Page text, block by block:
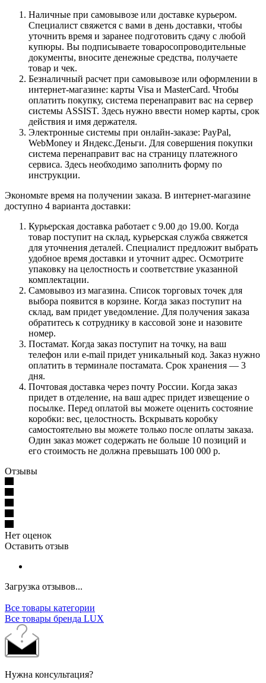
Наличные при самовывозе или доставке курьером.
Специалист свяжется с вами в день доставки, чтобы
уточнить время и заранее подготовить сдачу с любой
купюры. Вы подписываете товаросопроводительные
документы, вносите денежные средства, получаете
товар и чек.
Безналичный расчет при самовывозе или оформлении в
интернет-магазине: карты Visa и MasterCard. Чтобы
оплатить покупку, система перенаправит вас на сервер
системы ASSIST. Здесь нужно ввести номер карты, срок
действия и имя держателя.
Электронные системы при онлайн-заказе: PayPal,
WebMoney и Яндекс.Деньги. Для совершения покупки
система перенаправит вас на страницу платежного
сервиса. Здесь необходимо заполнить форму по
инструкции.
Экономьте время на получении заказа. В интернет-магазине
доступно 4 варианта доставки:
Курьерская доставка работает с 9.00 до 19.00. Когда
товар поступит на склад, курьерская служба свяжется
для уточнения деталей. Специалист предложит выбрать
удобное время доставки и уточнит адрес. Осмотрите
упаковку на целостность и соответствие указанной
комплектации.
Самовывоз из магазина. Список торговых точек для
выбора появится в корзине. Когда заказ поступит на
склад, вам придет уведомление. Для получения заказа
обратитесь к сотруднику в кассовой зоне и назовите
номер.
Постамат. Когда заказ поступит на точку, на ваш
телефон или e-mail придет уникальный код. Заказ нужно
оплатить в терминале постамата. Срок хранения — 3
дня.
Почтовая доставка через почту России. Когда заказ
придет в отделение, на ваш адрес придет извещение о
посылке. Перед оплатой вы можете оценить состояние
коробки: вес, целостность. Вскрывать коробку
самостоятельно вы можете только после оплаты заказа.
Один заказ может содержать не больше 10 позиций и
его стоимость не должна превышать 100 000 р.
Отзывы
Нет оценок
Оставить отзыв
Загрузка отзывов...
Все товары категории
Все товары бренда LUX
Нужна консультация?